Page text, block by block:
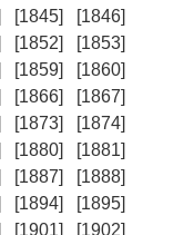
[1845]
[1846]
[1852]
[1853]
[1859]
[1860]
[1866]
[1867]
[1873]
[1874]
[1880]
[1881]
[1887]
[1888]
[1894]
[1895]
[1901]
[1902]